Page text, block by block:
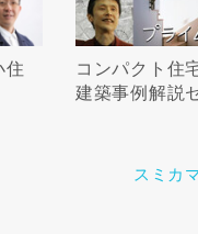
住
コンパクト住
建築事例解説
スミカ